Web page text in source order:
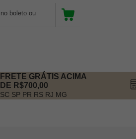
no boleto ou
FRETE GRÁTIS ACIMA
DE R$700,00
SC SP PR RS RJ MG